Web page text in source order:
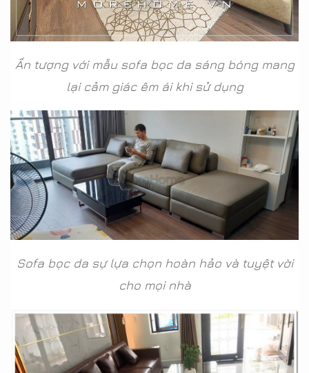
Ấn tượng với mẫu sofa bọc da sáng bóng mang
lại cảm giác êm ái khi sử dụng
Sofa bọc da sự lựa chọn hoàn hảo và tuyệt vời
cho mọi nhà